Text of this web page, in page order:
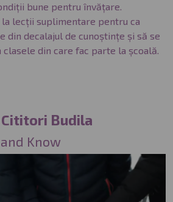
bune pentru învățare.
lecții suplimentare pentru ca
din decalajul de cunoștințe și să se
din care fac parte la școală.
Budila
Know